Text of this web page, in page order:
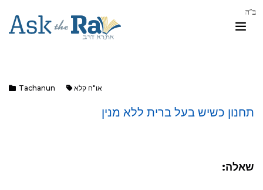
Tachanun או"ח קלא
תחנון כשיש בעל ברית ללא מנין
שאלה: